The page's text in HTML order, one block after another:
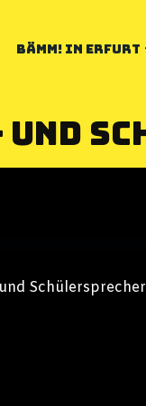
BÄMM! IN ERFURT
und